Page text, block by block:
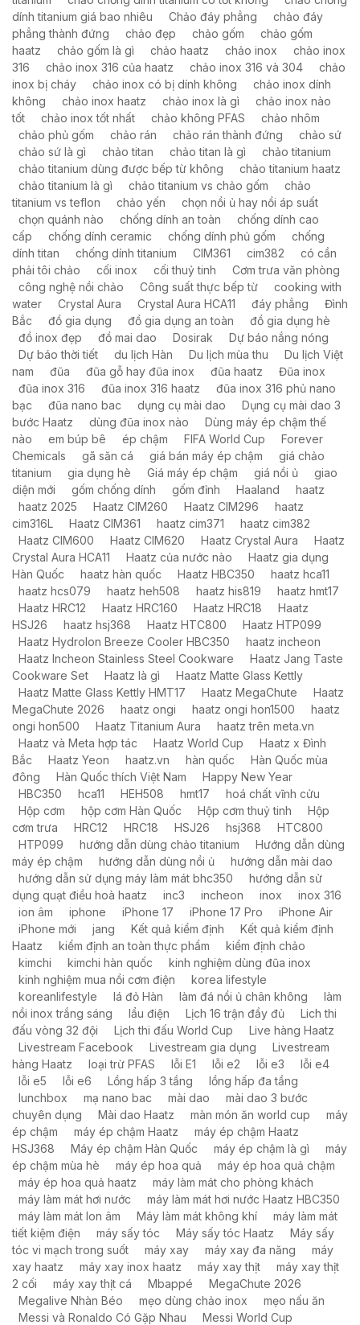
dính titanium giá bao nhiêu
Chảo đáy phẳng
chảo đáy
phẳng thành đứng
chảo đẹp chảo gốm
chảo gốm
haatz
chảo gốm là gì chảo haatz chảo inox
chảo inox
316
chảo inox 316 của haatz chảo inox 316 và 304
chảo
inox bị cháy
chảo inox có bị dính không
chảo inox dính
không
chảo inox haatz chảo inox là gì
chảo inox nào
tốt
chảo inox tốt nhất chảo không PFAS
chảo nhôm
chảo phủ gốm
chảo rán chảo rán thành đứng
chảo sứ
chảo sứ là gì
chảo titan chảo titan là gì
chảo titanium
chảo titanium dùng được bếp từ không
chảo titanium haatz
chảo titanium là gì
chảo titanium vs chảo gốm
chảo
titanium vs teflon
chảo yến
chọn nồi ủ hay nồi áp suất
chọn quánh nào
chống dính an toàn
chống dính cao
cấp
chống dính ceramic chống dính phủ gốm
chống
dính titan
chống dính titanium CIM361 cim382
có cần
phải tôi chảo
cối inox cối thuỷ tinh
Cơm trưa văn phòng
công nghệ nồi chảo
Công suất thực bếp từ
cooking with
water
Crystal Aura Crystal Aura HCA11 đáy phẳng
Đình
Bắc
đồ gia dụng đồ gia dụng an toàn
đồ gia dụng hè
đồ inox đẹp
đồ mai dao Dosirak
Dự báo nắng nóng
Dự báo thời tiết
du lịch Hàn Du lịch mùa thu
Du lịch Việt
nam
đũa đũa gỗ hay đũa inox đũa haatz
Đũa inox
đũa inox 316
đũa inox 316 haatz
đũa inox 316 phủ nano
bạc
đũa nano bac dụng cụ mài dao
Dụng cụ mài dao 3
bước Haatz
dùng đũa inox nào
Dùng máy ép chậm thế
nào
em búp bê ép chậm FIFA World Cup
Forever
Chemicals
gã săn cá giá bán máy ép chậm
giá chảo
titanium
gia dụng hè Giá máy ép chậm giá nồi ủ
giao
diện mới
gốm chống dính gốm đỉnh Haaland
haatz
haatz 2025
Haatz CIM260 Haatz CIM296
haatz
cim316L
Haatz CIM361 haatz cim371
haatz cim382
Haatz CIM600
Haatz CIM620 Haatz Crystal Aura
Haatz
Crystal Aura HCA11
Haatz của nước nào
Haatz gia dụng
Hàn Quốc
haatz hàn quốc Haatz HBC350
haatz hca11
haatz hcs079
haatz heh508 haatz his819
haatz hmt17
Haatz HRC12
Haatz HRC160 Haatz HRC18
Haatz
HSJ26
haatz hsj368 Haatz HTC800
Haatz HTP099
Haatz HydroIon Breeze Cooler HBC350
haatz incheon
Haatz Incheon Stainless Steel Cookware
Haatz Jang Taste
Cookware Set
Haatz là gì
Haatz Matte Glass Kettly
Haatz Matte Glass Kettly HMT17
Haatz MegaChute
Haatz
MegaChute 2026
haatz ongi haatz ongi hon1500
haatz
ongi hon500
Haatz Titanium Aura
haatz trên meta.vn
Haatz và Meta hợp tác
Haatz World Cup
Haatz x Đình
Bắc
Haatz Yeon haatz.vn hàn quốc
Hàn Quốc mùa
đông
Hàn Quốc thích Việt Nam
Happy New Year
HBC350
hca11 HEH508 hmt17
hoá chất vĩnh cửu
Hộp cơm
hộp cơm Hàn Quốc Hộp cơm thuỷ tinh
Hộp
cơm trưa
HRC12 HRC18 HSJ26 hsj368
HTC800
HTP099
hướng dẫn dùng chảo titanium
Hướng dẫn dùng
máy ép chậm
hướng dẫn dùng nồi ủ
hướng dẫn mài dao
hướng dẫn sử dụng máy làm mát bhc350
hướng dẫn sử
dụng quạt điều hoà haatz
inc3 incheon inox
inox 316
ion âm
iphone iPhone 17 iPhone 17 Pro
iPhone Air
iPhone mới
jang Kết quả kiểm định
Kết quả kiểm định
Haatz
kiểm định an toàn thực phẩm
kiểm định chảo
kimchi
kimchi hàn quốc
kinh nghiệm dùng đũa inox
kinh nghiệm mua nồi cơm điện
korea lifestyle
koreanlifestyle
lá đỏ Hàn làm đá nồi ủ chân không
làm
nồi inox trắng sáng
lẩu điện Lịch 16 trận đầy đủ
Lich thi
đấu vòng 32 đội
Lịch thi đấu World Cup
Live hàng Haatz
Livestream Facebook
Livestream gia dụng
Livestream
hàng Haatz
loại trừ PFAS lỗi E1 lỗi e2 lỗi e3
lỗi e4
lỗi e5
lỗi e6 Lồng hấp 3 tầng
lồng hấp đa tầng
lunchbox
mạ nano bac mài dao
mài dao 3 bước
chuyên dụng
Mài dao Haatz màn món ăn world cup
máy
ép chậm
máy ép chậm Haatz
máy ép chậm Haatz
HSJ368
Máy ép chậm Hàn Quốc máy ép chậm là gì
máy
ép chậm mùa hè
máy ép hoa quả
máy ép hoa quả chậm
máy ép hoa quả haatz
máy làm mát cho phòng khách
máy làm mát hơi nước
máy làm mát hơi nước Haatz HBC350
máy làm mát Ion âm
Máy làm mát không khí
máy làm mát
tiết kiệm điện
máy sấy tóc Máy sấy tóc Haatz
Máy sấy
tóc vi mạch trong suốt
máy xay máy xay đa năng
máy
xay haatz
máy xay inox haatz máy xay thịt
máy xay thịt
2 cối
máy xay thịt cá Mbappé
MegaChute 2026
Megalive Nhàn Béo
mẹo dùng chảo inox
mẹo nấu ăn
Messi và Ronaldo Có Gặp Nhau
Messi World Cup